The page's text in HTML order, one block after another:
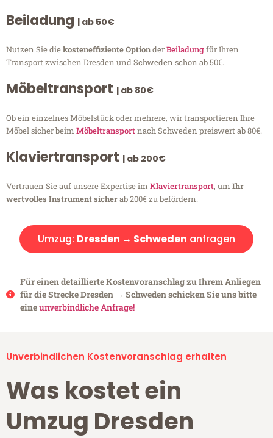
Beiladung | ab 50€
Nutzen Sie diekosteneffiziente OptionderBeiladungfür Ihren
Transport zwischen Dresden und Schweden schon ab 50€.
Möbeltransport | ab 80€
Ob ein einzelnes Möbelstück oder mehrere, wir transportieren Ihre
Möbel sicher beim Möbeltransportnach Schweden preiswert ab 80€.
Klaviertransport | ab 200€
Vertrauen Sie auf unsere Expertise im Klaviertransport, um Ihr
wertvolles Instrument sicherab 200€ zu befördern.
Umzug: Dresden → Schweden anfragen
Für einen detaillierte Kostenvoranschlag zu Ihrem Anliegen
für die Strecke Dresden → Schweden schicken Sie uns bitte
eineunverbindliche Anfrage!
Unverbindlichen Kostenvoranschlag erhalten
Was kostet ein
Umzug Dresden